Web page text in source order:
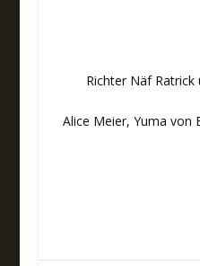
Richter Näf
Alice Meier, Yuma von